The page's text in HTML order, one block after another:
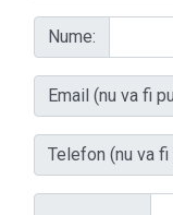
Nume:
Email (nu va fi
Telefon (nu va fi